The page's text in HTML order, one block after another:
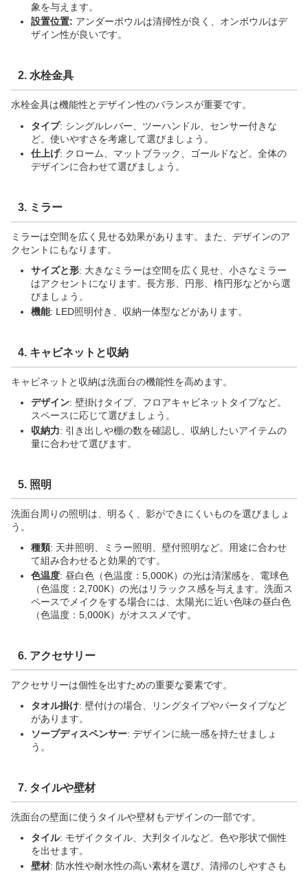
象を与えます。
設置位置: アンダーボウルは清掃性が良く、オンボウルはデ
ザイン性が良いです。
2. 水栓金具
水栓金具は機能性とデザイン性のバランスが重要です。
タイプ: シングルレバー、ツーハンドル、センサー付きな
ど。使いやすさを考慮して選びましょう。
仕上げ: クローム、マットブラック、ゴールドなど。全体の
デザインに合わせて選びましょう。
3. ミラー
ミラーは空間を広く見せる効果があります。また、デザインのア
クセントにもなります。
サイズと形: 大きなミラーは空間を広く見せ、小さなミラー
はアクセントになります。長方形、円形、楕円形などから選
びましょう。
機能: LED照明付き、収納一体型などがあります。
4. キャビネットと収納
キャビネットと収納は洗面台の機能性を高めます。
デザイン: 壁掛けタイプ、フロアキャビネットタイプなど。
スペースに応じて選びましょう。
収納力: 引き出しや棚の数を確認し、収納したいアイテムの
量に合わせて選びます。
5. 照明
洗面台周りの照明は、明るく、影ができにくいものを選びましょ
う。
種類: 天井照明、ミラー照明、壁付照明など。用途に合わせ
て組み合わせると効果的です。
色温度: 昼白色（色温度：5,000K）の光は清潔感を、電球色
（色温度：2,700K）の光はリラックス感を与えます。洗面ス
ペースでメイクをする場合には、太陽光に近い色味の昼白色
（色温度：5,000K）がオススメです。
6. アクセサリー
アクセサリーは個性を出すための重要な要素です。
タオル掛け: 壁付けの場合、リングタイプやバータイプなど
があります。
ソープディスペンサー: デザインに統一感を持たせましょ
う。
7. タイルや壁材
洗面台の壁面に使うタイルや壁材もデザインの一部です。
タイル: モザイクタイル、大判タイルなど。色や形状で個性
を出せます。
壁材: 防水性や耐水性の高い素材を選び、清掃のしやすさも